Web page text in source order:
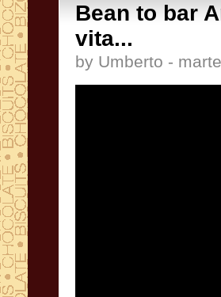
Bean to bar
vita...
by Umberto -